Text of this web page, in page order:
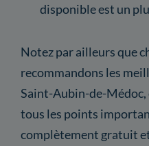
disponible est un
Notez par ailleurs que
recommandons les
Saint-Aubin-de-Médoc,
tous les points
complètement gratuit